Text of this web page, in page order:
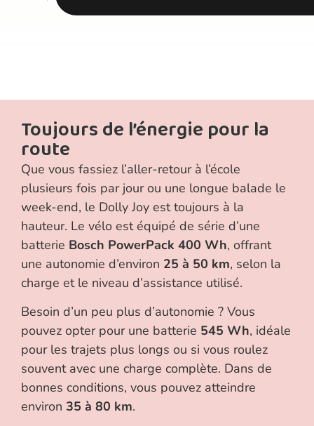
Toujours de l’énergie pour la
route
Que vous fassiez l’aller-retour à l’école
plusieurs fois par jour ou une longue balade le
week-end, le Dolly Joy est toujours à la
hauteur. Le vélo est équipé de série d’une
batterie Bosch PowerPack 400 Wh, offrant
une autonomie d’environ 25 à 50 km, selon la
charge et le niveau d’assistance utilisé.
Besoin d’un peu plus d’autonomie ? Vous
pouvez opter pour une batterie 545 Wh, idéale
pour les trajets plus longs ou si vous roulez
souvent avec une charge complète. Dans de
bonnes conditions, vous pouvez atteindre
environ 35 à 80 km.